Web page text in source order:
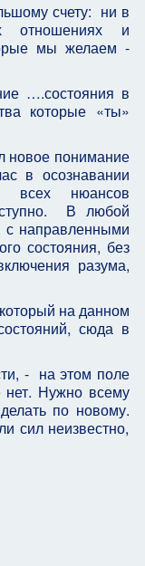
счету: ни в
отношениях и
мы желаем -
….состояния в
которые «ты»
новое понимание
в осознавании
всех нюансов
В любой
с направленными
состояния, без
разума,
на данном
сюда в
- на этом поле
Нужно всему
по новому.
сил неизвестно,